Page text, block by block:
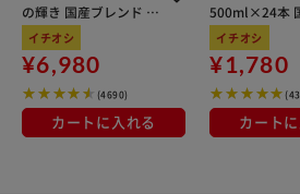
の輝き 国産ブレンド 5
kg×3袋
イチオシ
¥6,980
(4690)
カートに入れる
500ml×24本
100％使用
イチオシ
¥1,780
カート